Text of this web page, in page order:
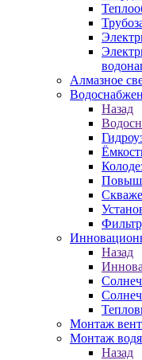
Алмазное
Назад
Назад
Монтаж
Монтаж
Назад